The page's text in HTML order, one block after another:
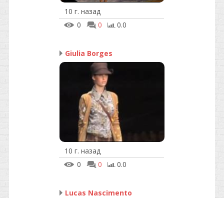
10 г. назад
0
0 0.0
Giulia Borges
10 г. назад
0
0 0.0
Lucas Nascimento